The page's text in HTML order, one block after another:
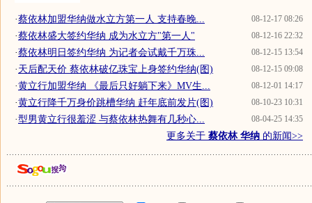
08-12-17 08:26
·蔡依林加盟华纳做水立方第一人 支持春晚...
08-12-16 22:32
·蔡依林盛大签约华纳 成为水立方"第一人"
08-12-15 13:54
·蔡依林明日签约华纳 为记者会试戴千万珠...
08-12-15 09:08
·天后配天价 蔡依林破亿珠宝上身签约华纳(图)
08-12-01 14:17
·黄立行加盟华纳 《最后只好躺下来》MV生...
08-10-23 10:31
·黄立行降千万身价跳槽华纳 赶年底前发片(图)
08-04-25 14:35
·型男黄立行很羞涩 与蔡依林热舞有几秒心...
更多关于 蔡依林 华纳 的新闻>>